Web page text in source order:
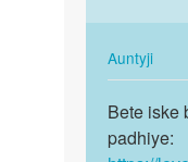
kese
badega
by
Dilkush
Meena
AuntyjiIn
reply
to
Sex
Bete
iske
Bete iske
padhiye: